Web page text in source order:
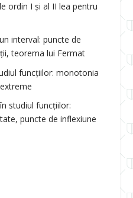
ordin I și al II lea pentru
interval: puncte de
teorema lui Fermat
funcțiilor: monotonia
studiul funcțiilor:
puncte de inflexiune